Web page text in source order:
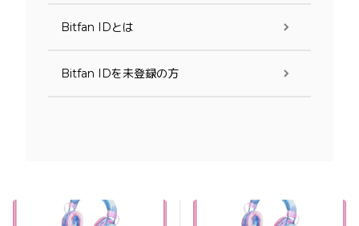
Bitfan IDとは
Bitfan IDを未登録の方